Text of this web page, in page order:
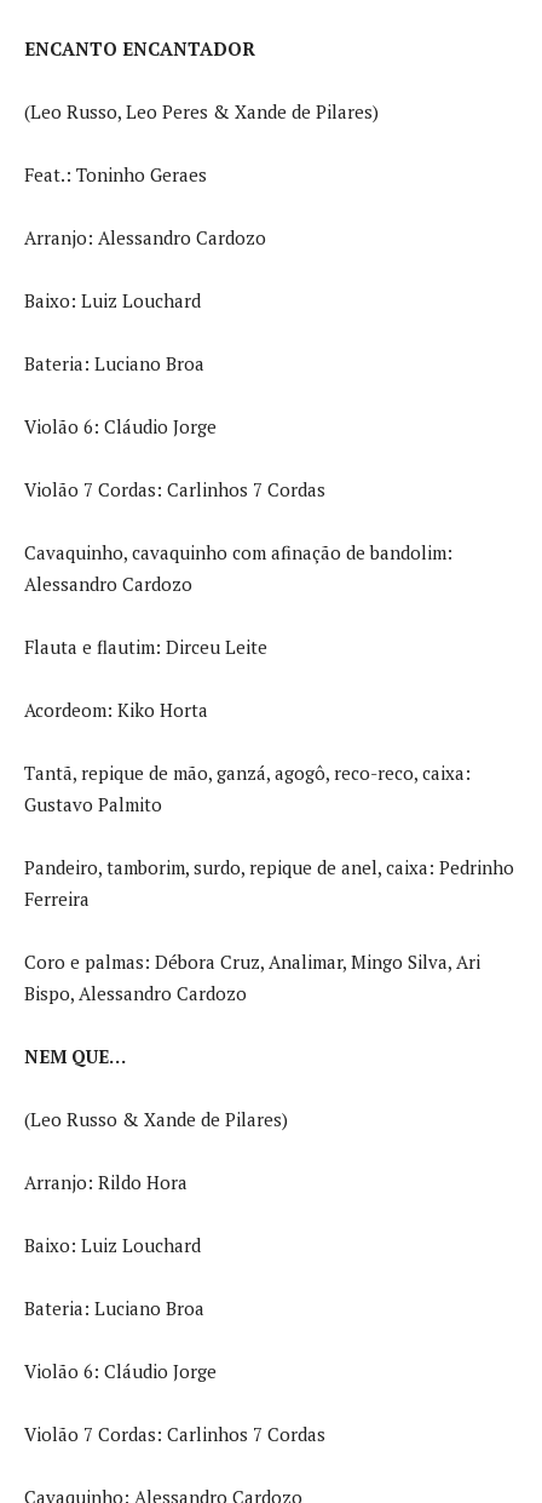
ENCANTO ENCANTADOR
(Leo Russo, Leo Peres & Xande de Pilares)
Feat.: Toninho Geraes
Arranjo: Alessandro Cardozo
Baixo: Luiz Louchard
Bateria: Luciano Broa
Violão 6: Cláudio Jorge
Violão 7 Cordas: Carlinhos 7 Cordas
Cavaquinho, cavaquinho com afinação de bandolim:
Alessandro Cardozo
Flauta e flautim: Dirceu Leite
Acordeom: Kiko Horta
Tantã, repique de mão, ganzá, agogô, reco-reco, caixa:
Gustavo Palmito
Pandeiro, tamborim, surdo, repique de anel, caixa: Pedrinho
Ferreira
Coro e palmas: Débora Cruz, Analimar, Mingo Silva, Ari
Bispo, Alessandro Cardozo
NEM QUE…
(Leo Russo & Xande de Pilares)
Arranjo: Rildo Hora
Baixo: Luiz Louchard
Bateria: Luciano Broa
Violão 6: Cláudio Jorge
Violão 7 Cordas: Carlinhos 7 Cordas
Cavaquinho: Alessandro Cardozo